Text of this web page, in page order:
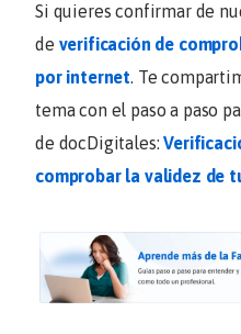
Si quieres confirmar de
de verificación de
por internet. Te
tema con el paso a paso
de docDigitales:
comprobar la validez de